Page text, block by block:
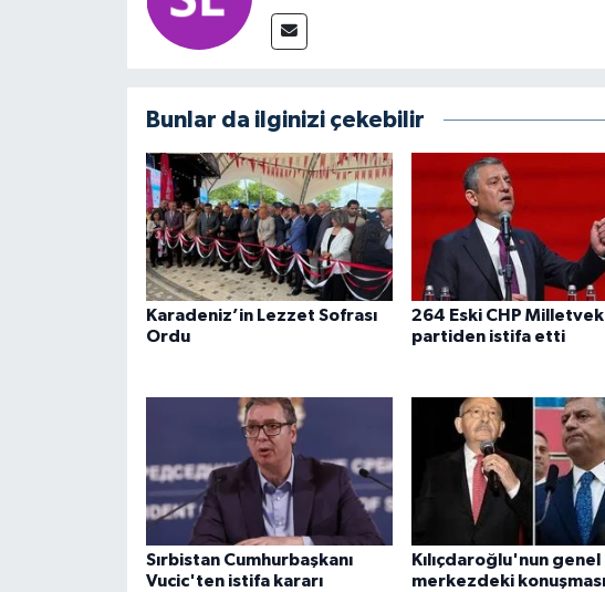
Bunlar da ilginizi çekebilir
Karadeniz’in Lezzet Sofrası
Ordu
264 Eski CHP
partiden istifa etti
Sırbistan Cumhurbaşkanı
Vucic'ten istifa kararı
Kılıçdaroğlu'nun genel
merkezdeki